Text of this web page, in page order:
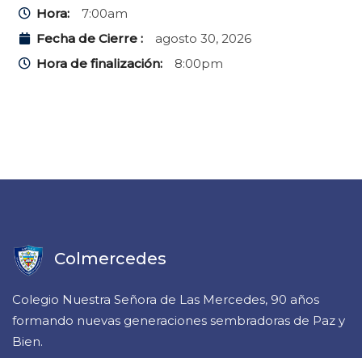
Hora:
7:00am
Fecha de Cierre :
agosto 30, 2026
Hora de finalización:
8:00pm
Colmercedes
Colegio Nuestra Señora de Las Mercedes, 90 años
formando nuevas generaciones sembradoras de Paz y
Bien.